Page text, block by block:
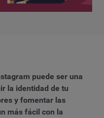
puede ser una
la identidad de tu
y fomentar las
más fácil con la